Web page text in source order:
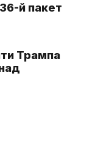
й пакет
Трампа